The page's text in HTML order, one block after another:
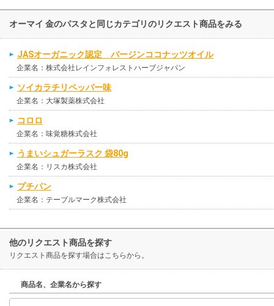
オーマイ 金のパスタと同じカテゴリのリクエスト商品をみる
JASオーガニック認定 バージンココナッツオイル
企業名：株式会社レインフォレストハーブジャパン
ソイカラチリペッパー味
企業名：大塚製薬株式会社
コロロ
企業名：味覚糖株式会社
うまいシュガーラスク 袋80g
企業名：リスカ株式会社
プチパン
企業名：テーブルマーク株式会社
他のリクエスト商品を探す
リクエスト商品を探す場合はこちらから。
商品名、企業名から探す